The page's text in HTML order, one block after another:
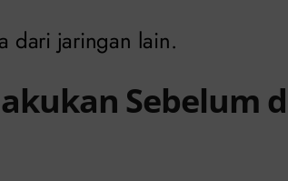
dari jaringan lain.
Sebelum